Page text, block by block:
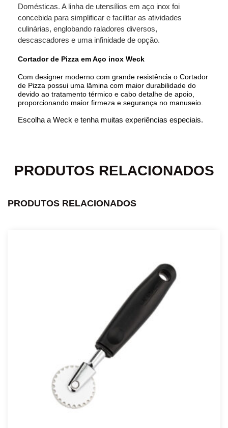
Domésticas. A linha de utensílios em aço inox foi
concebida para simplificar e facilitar as atividades
culinárias, englobando raladores diversos,
descascadores e uma infinidade de opção.
Cortador de Pizza em Aço inox Weck
Com designer moderno com grande resistência o Cortador
de Pizza possui uma lâmina com maior durabilidade do
devido ao tratamento térmico e cabo detalhe de apoio,
proporcionando maior firmeza e segurança no manuseio.
Escolha a Weck e tenha muitas experiências especiais.
PRODUTOS RELACIONADOS
PRODUTOS RELACIONADOS